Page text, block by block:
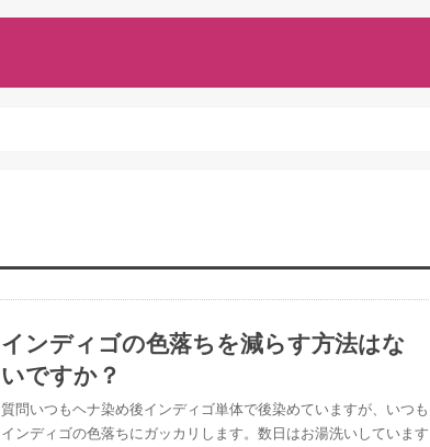
インディゴの色落ちを減らす方法はな
いですか？
質問いつもヘナ染め後インディゴ単体で後染めていますが、いつも
インディゴの色落ちにガッカリします。数日はお湯洗いしています